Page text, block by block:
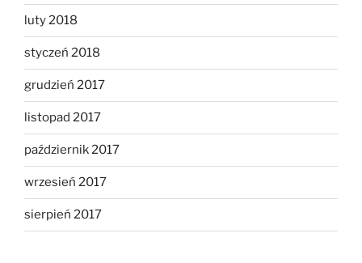
luty 2018
styczeń 2018
grudzień 2017
listopad 2017
październik 2017
wrzesień 2017
sierpień 2017